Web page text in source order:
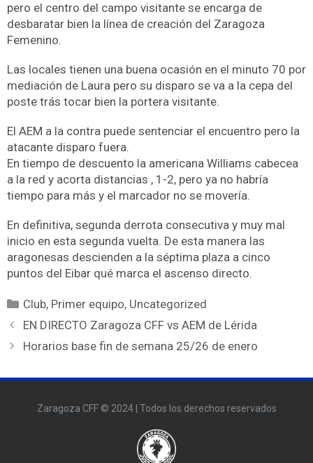
pero el centro del campo visitante se encarga de
desbaratar bien la línea de creación del Zaragoza
Femenino.
Las locales tienen una buena ocasión en el minuto 70 por
mediación de Laura pero su disparo se va a la cepa del
poste trás tocar bien la portera visitante.
El AEM a la contra puede sentenciar el encuentro pero la
atacante disparo fuera.
En tiempo de descuento la americana Williams cabecea
a la red y acorta distancias , 1-2, pero ya no habría
tiempo para más y el marcador no se movería.
En definitiva, segunda derrota consecutiva y muy mal
inicio en esta segunda vuelta. De esta manera las
aragonesas descienden a la séptima plaza a cinco
puntos del Eibar qué marca el ascenso directo.
Club, Primer equipo, Uncategorized
EN DIRECTO Zaragoza CFF vs AEM de Lérida
Horarios base fin de semana 25/26 de enero
Zaragoza CFF © 2024 | Todos los derechos reservados